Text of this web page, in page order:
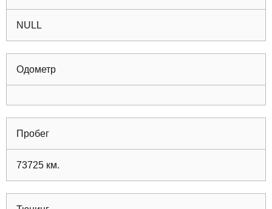
NULL
Одометр
Пробег
73725 км.